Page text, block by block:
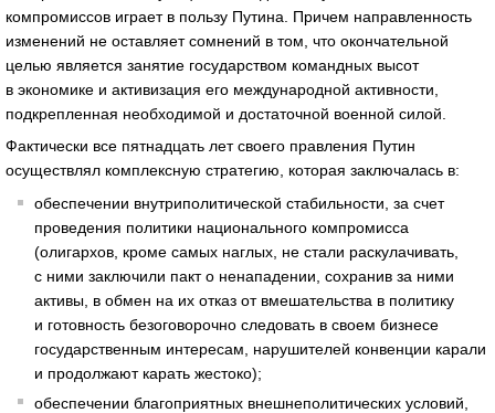
компромиссов играет в пользу Путина. Причем направленность
изменений не оставляет сомнений в том, что окончательной
целью является занятие государством командных высот
в экономике и активизация его международной активности,
подкрепленная необходимой и достаточной военной силой.
Фактически все пятнадцать лет своего правления Путин
осуществлял комплексную стратегию, которая заключалась в:
обеспечении внутриполитической стабильности, за счет
проведения политики национального компромисса
(олигархов, кроме самых наглых, не стали раскулачивать,
с ними заключили пакт о ненападении, сохранив за ними
активы, в обмен на их отказ от вмешательства в политику
и готовность безоговорочно следовать в своем бизнесе
государственным интересам, нарушителей конвенции карали
и продолжают карать жестоко);
обеспечении благоприятных внешнеполитических условий,